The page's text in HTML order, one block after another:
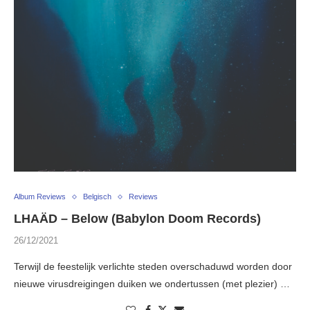
Album Reviews Belgisch Reviews
LHAÄD – Below (Babylon Doom Records)
26/12/2021
Terwijl de feestelijk verlichte steden overschaduwd worden door
nieuwe virusdreigingen duiken we ondertussen (met plezier) …